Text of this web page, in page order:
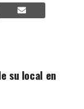
su local en